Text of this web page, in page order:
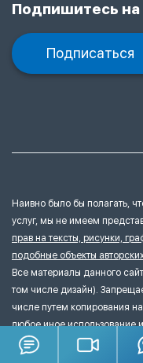
Подпишитесь на
Подписаться
Наивно было бы полагать,
услуг, мы не имеем
прав на тексты, рисунки,
подобные объекты
Все материалы данного
том числе дизайн).
числе путем копирования
любое иное использование
предварительного